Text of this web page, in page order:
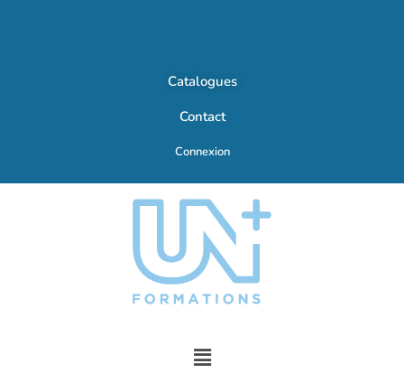
Catalogues
Contact
Connexion